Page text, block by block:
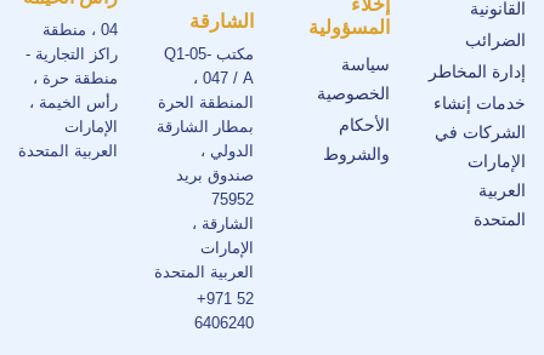
القانونية
الضرائب
إدارة المخاطر
خدمات إنشاء
الشركات في
الإمارات
العربية
المتحدة
إخلاء
المسؤولية
سياسة
الخصوصية
الأحكام
والشروط
الشارقة
مكتب Q1-05-
047 / A ،
المنطقة الحرة
بمطار الشارقة
الدولي ،
صندوق بريد
75952
الشارقة ،
الإمارات
العربية المتحدة
+971 52
6406240
04 ، منطقة
راكز التجارية -
منطقة حرة ،
رأس الخيمة ،
الإمارات
العربية المتحدة